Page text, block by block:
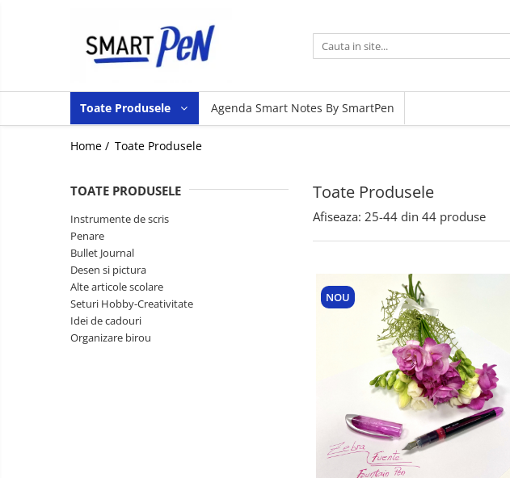
Toate Produsele
Instrumente de scris
Evidentiatoare
Rezerve, mine
Penare
Bullet Journal
Desen si
Alte articole
Seturi Hobby-
Idei de
cadouri
Organizare
birou
Toate Produsele Agenda Smart Notes By SmartPen
Home / Toate Produsele
Toate Produsele
TOATE PRODUSELE
Instrumente de scris
Penare
Bullet Journal
Desen si pictura
Alte articole scolare
Seturi Hobby-Creativitate
Idei de cadouri
Organizare birou
Afiseaza: 25-44 din 44 produse
NOU